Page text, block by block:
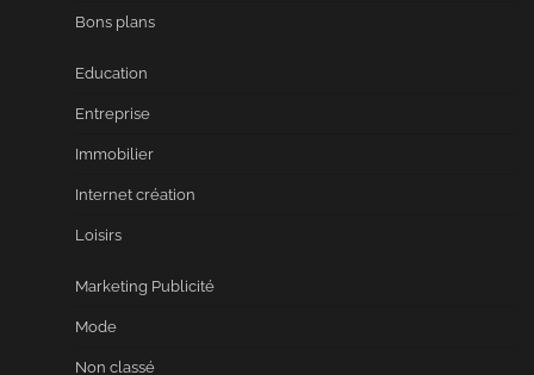
Bons plans
Education
Entreprise
Immobilier
Internet création
Loisirs
Marketing Publicité
Mode
Non classé